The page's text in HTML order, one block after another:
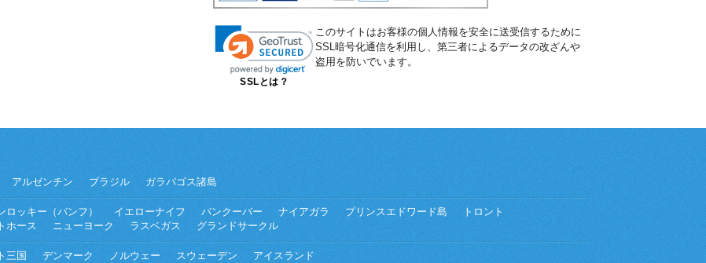
SSLとは？
このサイトはお客様の個人情報を安全に送受信するために
SSL暗号化通信を利用し、第三者によるデータの改ざんや
盗用を防いでいます。
アルゼンチン ブラジル ガラパゴス諸島
ロッキー（バンフ） イエローナイフ バンクーバー ナイアガラ プリンスエドワード島
トロント
ホース ニューヨーク ラスベガス グランドサークル
三国 デンマーク ノルウェー スウェーデン アイスランド